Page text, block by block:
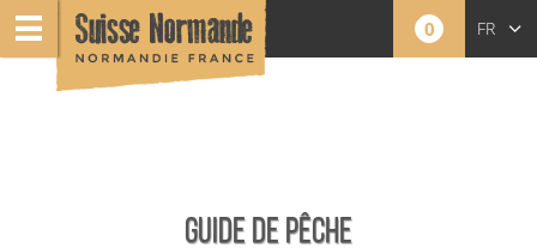
0 FR
GUIDE DE PÊCHE